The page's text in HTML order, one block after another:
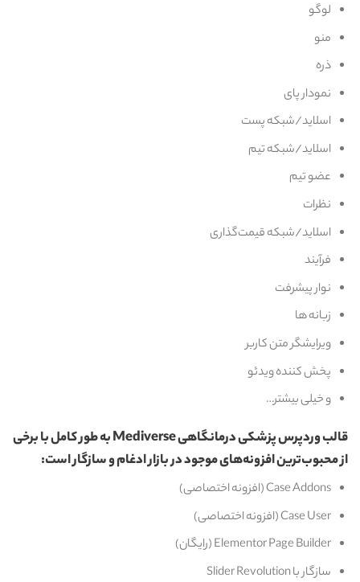
لوگو
منو
ذره
نمودار پای
اسلاید/شبکه پست
اسلاید/شبکه تیم
عضو تیم
نظرات
اسلاید/شبکه قیمت‌گذاری
فرآیند
نوار پیشرفت
زبانه ها
ویرایشگر متن کاربر
پخش کننده ویدئو
و خیلی بیشتر…
قالب وردپرس پزشکی درمانگاهی Mediverse به طور کامل با برخی
از محبوب‌ترین افزونه‌های موجود در بازار ادغام و سازگار است:
Case Addons (افزونه اختصاصی)
Case User (افزونه اختصاصی)
Elementor Page Builder (رایگان)
سازگار با Slider Revolution